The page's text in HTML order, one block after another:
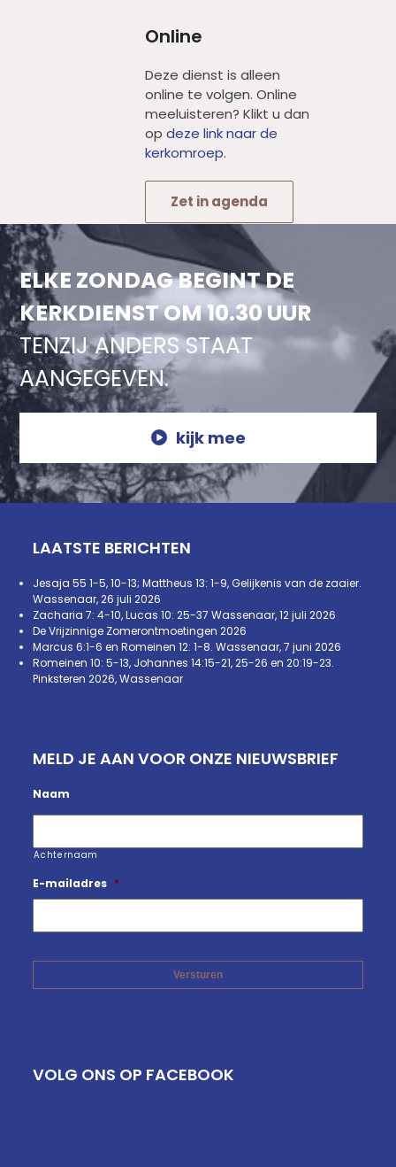
Online
Deze dienst is alleen
online te volgen. Online
meeluisteren? Klikt u dan
op deze link naar de
kerkomroep.
Zet in agenda
ELKE ZONDAG BEGINT DE
KERKDIENST OM 10.30 UUR
TENZIJ ANDERS STAAT
AANGEGEVEN.
kijk mee
LAATSTE BERICHTEN
Jesaja 55 1-5, 10-13; Mattheus 13: 1-9, Gelijkenis van de zaaier.
Wassenaar, 26 juli 2026
Zacharia 7: 4-10, Lucas 10: 25-37 Wassenaar, 12 juli 2026
De Vrijzinnige Zomerontmoetingen 2026
Marcus 6:1-6 en Romeinen 12: 1-8. Wassenaar, 7 juni 2026
Romeinen 10: 5-13, Johannes 14:15-21, 25-26 en 20:19-23.
Pinksteren 2026, Wassenaar
MELD JE AAN VOOR ONZE NIEUWSBRIEF
Naam
Achternaam
E-mailadres *
VOLG ONS OP FACEBOOK